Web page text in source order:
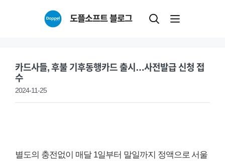
도플소프트 블로그
카드사들, 후불 기후동행카드 출시…사전발급 신청 접
수
2024-11-25
별도의 충전없이 매달 1일부터 말일까지 정액으로 서울